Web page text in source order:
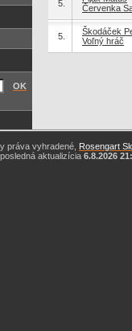
OK
5.
Červenka
5.
Škodáček
Voľný hráč
práva vyhradené, Rosengart
aktualizícia 6.8.2026